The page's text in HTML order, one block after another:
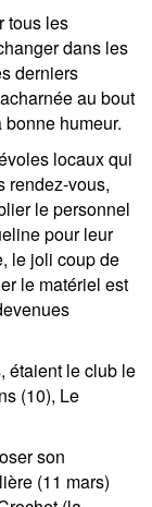
tous les
dans les
derniers
au bout
humeur.
locaux qui
rendez-vous,
le personnel
pour leur
le joli coup de
le matériel est
étaient le club le
(10), Le
son
(11 mars)